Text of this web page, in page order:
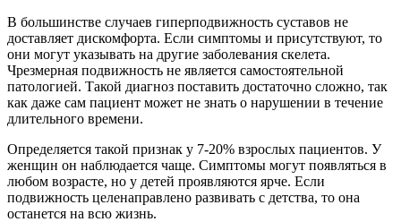
В большинстве случаев гиперподвижность суставов не
доставляет дискомфорта. Если симптомы и присутствуют, то
они могут указывать на другие заболевания скелета.
Чрезмерная подвижность не является самостоятельной
патологией. Такой диагноз поставить достаточно сложно, так
как даже сам пациент может не знать о нарушении в течение
длительного времени.
Определяется такой признак у 7-20% взрослых пациентов. У
женщин он наблюдается чаще. Симптомы могут появляться в
любом возрасте, но у детей проявляются ярче. Если
подвижность целенаправлено развивать с детства, то она
останется на всю жизнь.